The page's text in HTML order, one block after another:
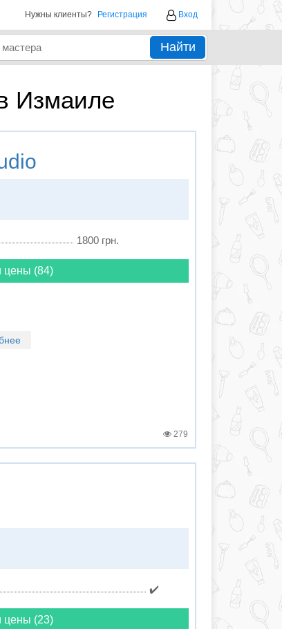
Нужны клиенты? Регистрация Вход
Найти
Измаиле
1800 грн.
цены (84)
279
✔️
цены (23)